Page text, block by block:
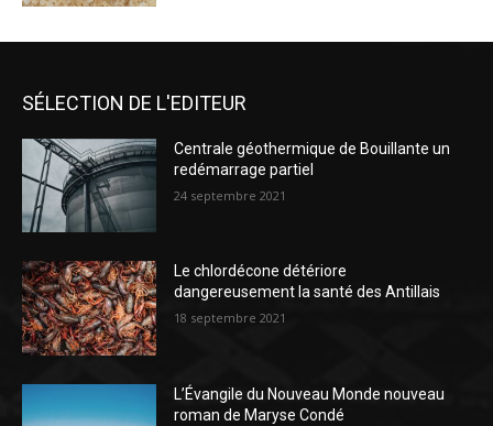
SÉLECTION DE L'EDITEUR
Centrale géothermique de Bouillante un
redémarrage partiel
24 septembre 2021
Le chlordécone détériore
dangereusement la santé des Antillais
18 septembre 2021
L’Évangile du Nouveau Monde nouveau
roman de Maryse Condé